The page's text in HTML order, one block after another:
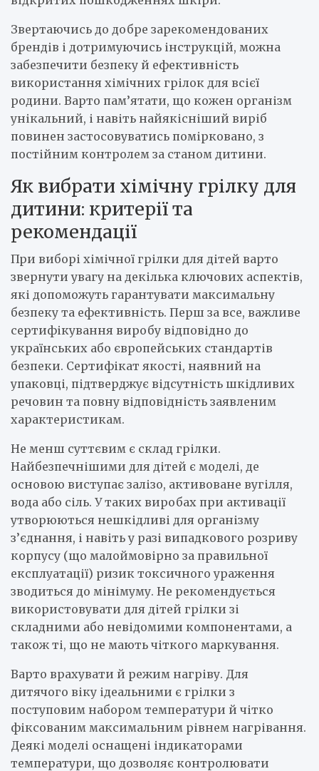
Звертаючись до добре зарекомендованих
брендів і дотримуючись інструкцій, можна
забезпечити безпеку й ефективність
використання хімічних грілок для всієї
родини. Варто пам’ятати, що кожен організм
унікальний, і навіть найякісніший виріб
повинен застосовуватись помірковано, з
постійним контролем за станом дитини.
Як вибрати хімічну грілку для
дитини: критерії та
рекомендації
При виборі хімічної грілки для дітей варто
звернути увагу на декілька ключових аспектів,
які допоможуть гарантувати максимальну
безпеку та ефективність. Перш за все, важливе
сертифікування виробу відповідно до
українських або європейських стандартів
безпеки. Сертифікат якості, наявний на
упаковці, підтверджує відсутність шкідливих
речовин та повну відповідність заявленим
характеристикам.
Не менш суттєвим є склад грілки.
Найбезпечнішими для дітей є моделі, де
основою виступає залізо, активоване вугілля,
вода або сіль. У таких виробах при активації
утворюються нешкідливі для організму
з’єднання, і навіть у разі випадкового розриву
корпусу (що малоймовірно за правильної
експлуатації) ризик токсичного ураження
зводиться до мінімуму. Не рекомендується
використовувати для дітей грілки зі
складними або невідомими компонентами, а
також ті, що не мають чіткого маркування.
Варто врахувати й режим нагріву. Для
дитячого віку ідеальними є грілки з
поступовим набором температури й чітко
фіксованим максимальним рівнем нагрівання.
Деякі моделі оснащені індикаторами
температури, що дозволяє контролювати